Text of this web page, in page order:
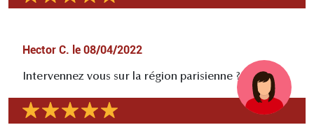
Hector C. le 08/04/2022
Intervennez vous sur la région parisienne ?